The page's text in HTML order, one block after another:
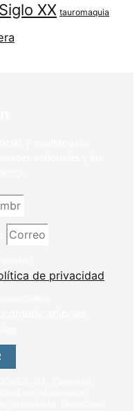
Siglo XX tauromaquia
de privacidad